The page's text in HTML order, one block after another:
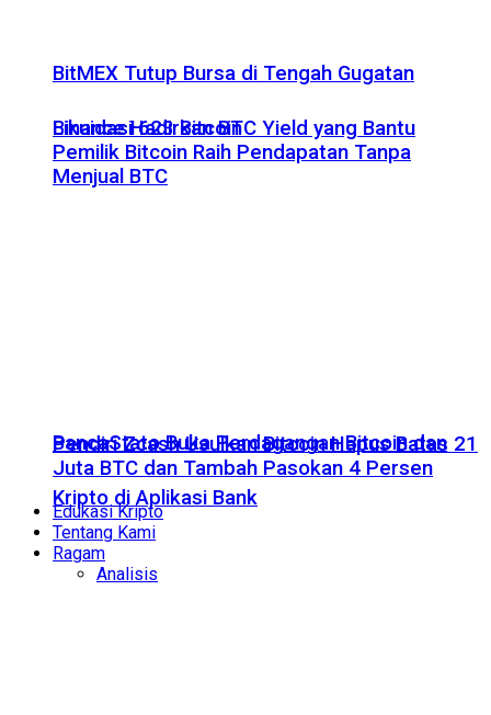
BitMEX Tutup Bursa di Tengah Gugatan
Likuidasi 623 Bitcoin
BancaStato Buka Perdagangan Bitcoin dan
Kripto di Aplikasi Bank
Binance Hadirkan BTC Yield yang Bantu
Pemilik Bitcoin Raih Pendapatan Tanpa
Menjual BTC
Pendiri Zcash Usulkan Bitcoin Hapus Batas 21
Juta BTC dan Tambah Pasokan 4 Persen
Edukasi Kripto
Tentang Kami
Ragam
Analisis